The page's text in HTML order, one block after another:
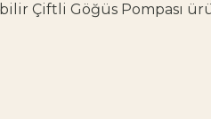
Çiftli Göğüs Pompası